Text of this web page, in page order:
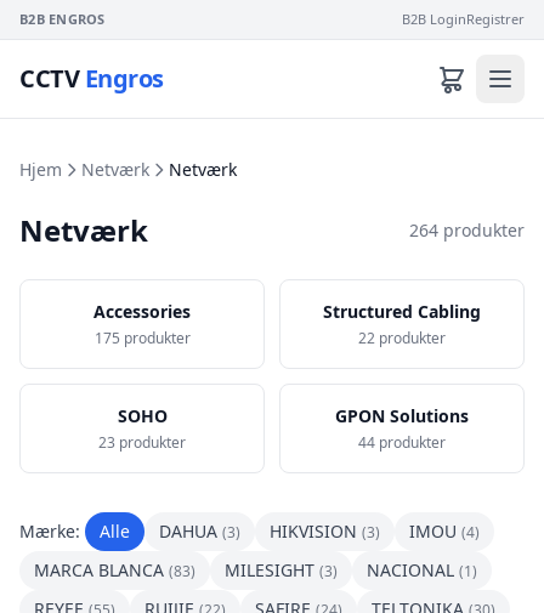
B2B ENGROS B2B LoginRegistrer
CCTVEngros
Hjem Netværk Netværk
Netværk 264 produkter
Accessories
175 produkter
Structured Cabling
22 produkter
SOHO
23 produkter
GPON Solutions
44 produkter
Mærke: Alle DAHUA (3) HIKVISION (3) IMOU (4)
MARCA BLANCA (83) MILESIGHT (3) NACIONAL (1)